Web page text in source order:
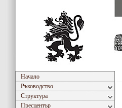
Начало
Ръководство
Структура
Пресцентър